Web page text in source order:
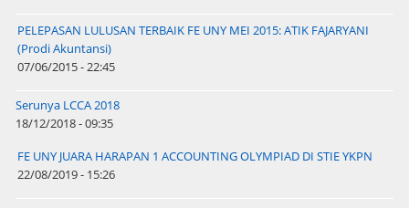
PELEPASAN LULUSAN TERBAIK FE UNY MEI 2015: ATIK FAJARYANI
(Prodi Akuntansi)
07/06/2015 - 22:45
Serunya LCCA 2018
18/12/2018 - 09:35
FE UNY JUARA HARAPAN 1 ACCOUNTING OLYMPIAD DI STIE YKPN
22/08/2019 - 15:26